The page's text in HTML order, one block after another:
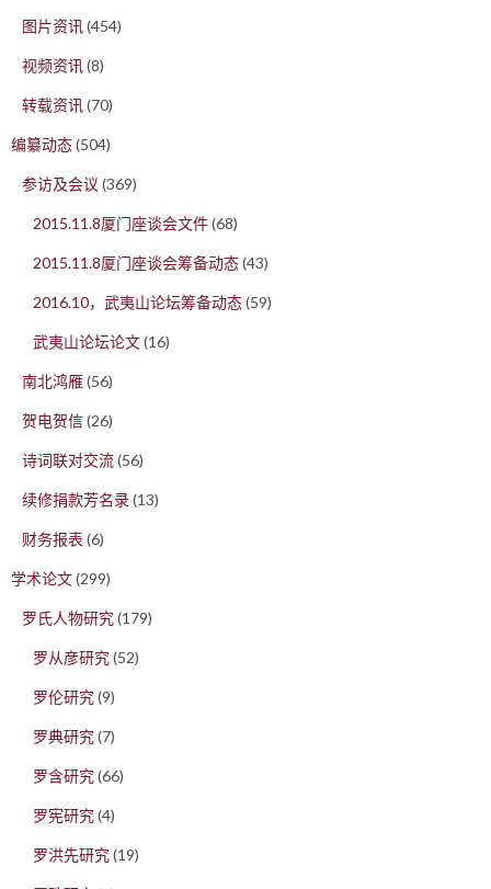
图片资讯(454)
视频资讯(8)
转载资讯(70)
编纂动态(504)
参访及会议 (369)
2015.11.8厦门座谈会文件(68)
2015.11.8厦门座谈会筹备动态(43)
2016.10，武夷山论坛筹备动态(59)
武夷山论坛论文(16)
南北鸿雁(56)
贺电贺信(26)
诗词联对交流(56)
续修捐款芳名录(13)
财务报表 (6)
学术论文(299)
罗氏人物研究(179)
罗从彦研究(52)
罗伦研究(9)
罗典研究(7)
罗含研究(66)
罗宪研究(4)
罗洪先研究(19)